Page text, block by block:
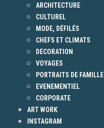
ARCHITECTURE
CULTUREL
MODE, DÉFILÉS
CHEFS ET CLIMATS
DECORATION
VOYAGES
PORTRAITS DE FAMILLE
EVENEMENTIEL
CORPORATE
ART WORK
INSTAGRAM